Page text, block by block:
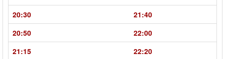
20:30
21:40
20:50
22:00
21:15
22:20